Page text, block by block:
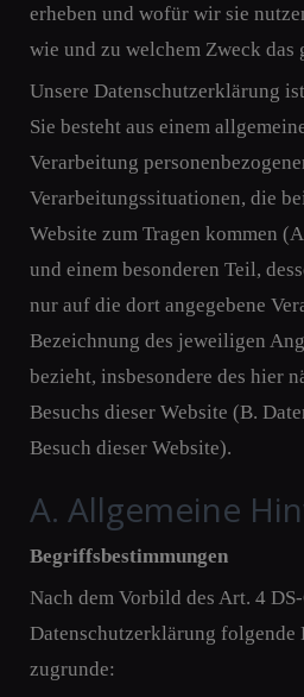
erheben und wofür wir sie
wie und zu welchem Zweck das
Unsere Datenschutzerklärung
Sie besteht aus einem
Verarbeitung
Verarbeitungssituationen, die
Website zum Tragen kommen
und einem besonderen Teil,
nur auf die dort angegebene
Bezeichnung des jeweiligen
bezieht, insbesondere des hier
Besuchs dieser Website (B.
Besuch dieser Website).
A. Allgemeine
Begriffsbestimmungen
Nach dem Vorbild des Art. 4
Datenschutzerklärung folgende
zugrunde: